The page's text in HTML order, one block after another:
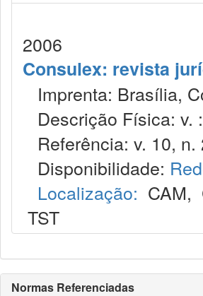
2006
Consulex: revista
Imprenta: Brasília,
Descrição Física: v.
Referência: v. 10,
Disponibilidade:
Localização: CAM,
TST
Normas Referenciadas